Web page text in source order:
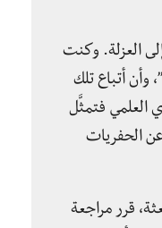
العزلة. وكنت
وأن أتباع تلك
العلمي فتمثَّل
الحفريات
قرر مراجعة